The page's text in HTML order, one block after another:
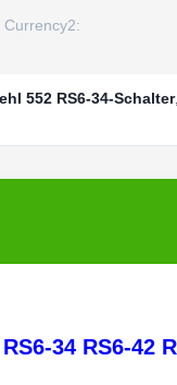
Currency2:
552 RS6-34-Schalter,
34 RS6-42